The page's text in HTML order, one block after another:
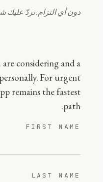
دون أي التزام. نردّ عليك
considering and a
For urgent
remains the fastest
path.
FIRST NAME
LAST NAME